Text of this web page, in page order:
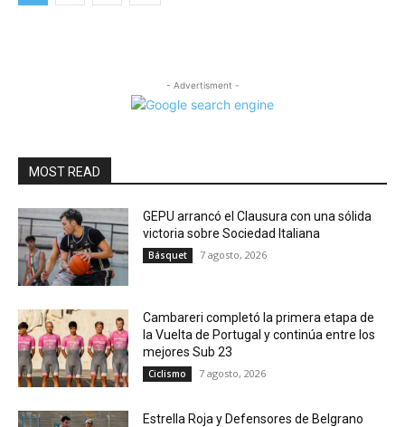
- Advertisment -
MOST READ
GEPU arrancó el Clausura con una sólida
victoria sobre Sociedad Italiana
Básquet 7 agosto, 2026
Cambareri completó la primera etapa de
la Vuelta de Portugal y continúa entre los
mejores Sub 23
Ciclismo 7 agosto, 2026
Estrella Roja y Defensores de Belgrano